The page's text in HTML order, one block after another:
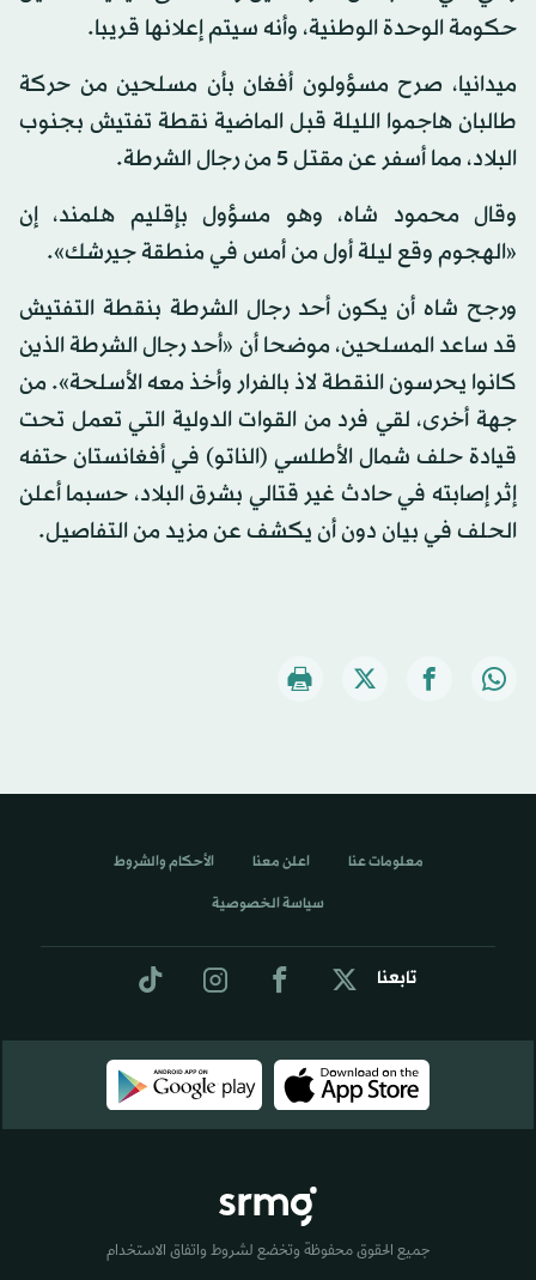
حكومة الوحدة الوطنية، وأنه سيتم إعلانها قريبا.
ميدانيا، صرح مسؤولون أفغان بأن مسلحين من حركة
طالبان هاجموا الليلة قبل الماضية نقطة تفتيش بجنوب
البلاد، مما أسفر عن مقتل 5 من رجال الشرطة.
وقال محمود شاه، وهو مسؤول بإقليم هلمند، إن
«الهجوم وقع ليلة أول من أمس في منطقة جيرشك».
ورجح شاه أن يكون أحد رجال الشرطة بنقطة التفتيش
قد ساعد المسلحين، موضحا أن «أحد رجال الشرطة الذين
كانوا يحرسون النقطة لاذ بالفرار وأخذ معه الأسلحة». من
جهة أخرى، لقي فرد من القوات الدولية التي تعمل تحت
قيادة حلف شمال الأطلسي (الناتو) في أفغانستان حتفه
إثر إصابته في حادث غير قتالي بشرق البلاد، حسبما أعلن
الحلف في بيان دون أن يكشف عن مزيد من التفاصيل.
تابعنا
معلومات عنا اعلن معنا الأحكام والشروط
سياسة الخصوصية
جميع الحقوق محفوظة وتخضع لشروط واتفاق الاستخدام